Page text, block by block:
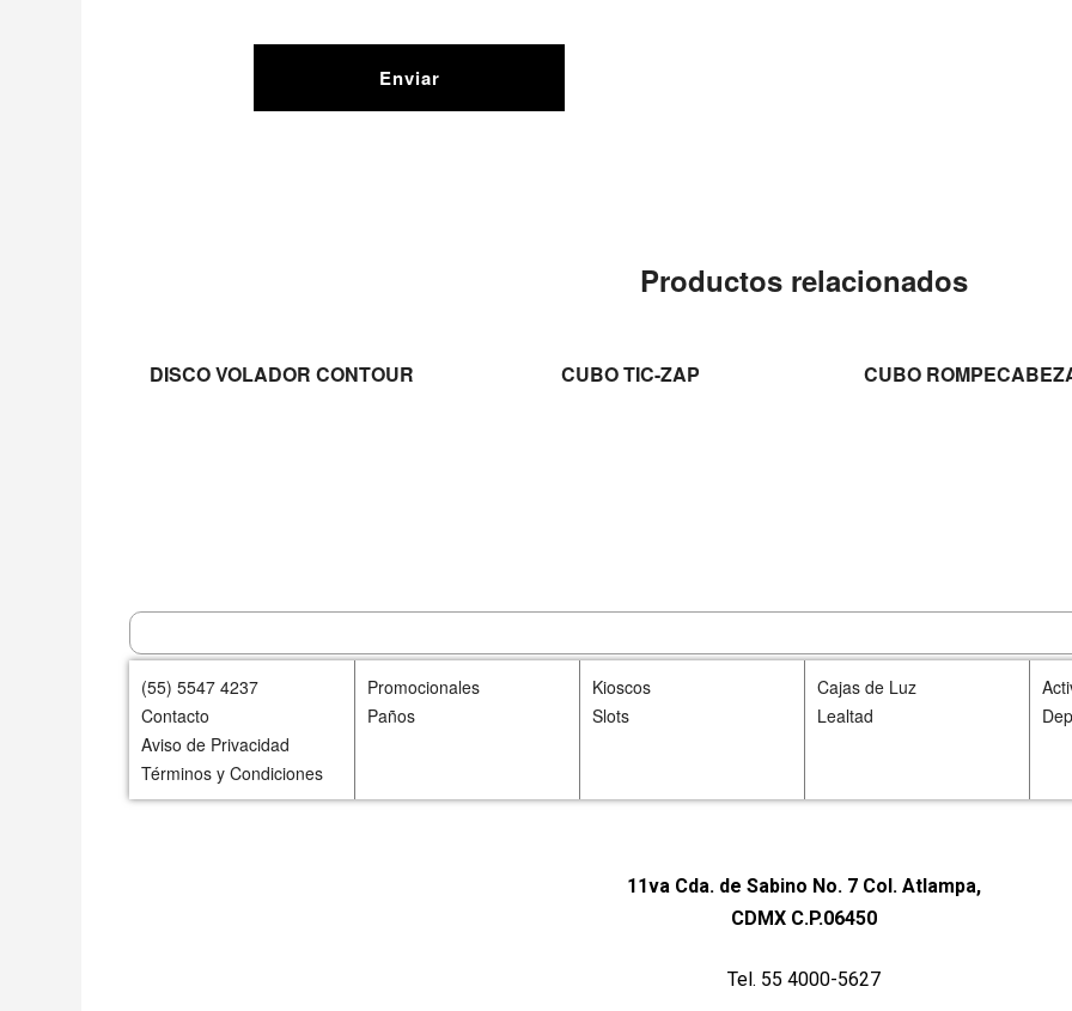
Productos relacionados
LEER MÁS
DISCO VOLADOR CONTOUR LEER MÁS
CUBO TIC-ZAP LEER MÁS
CUBO
(55) 5547 4237
Contacto
Aviso de Privacidad
Términos y Condiciones
Promocionales
Paños
Kioscos
Slots
Cajas de Luz
Lealtad
11va Cda. de Sabino No. 7 Col. Atlampa,
CDMX C.P.06450
Tel. 55 4000-5627